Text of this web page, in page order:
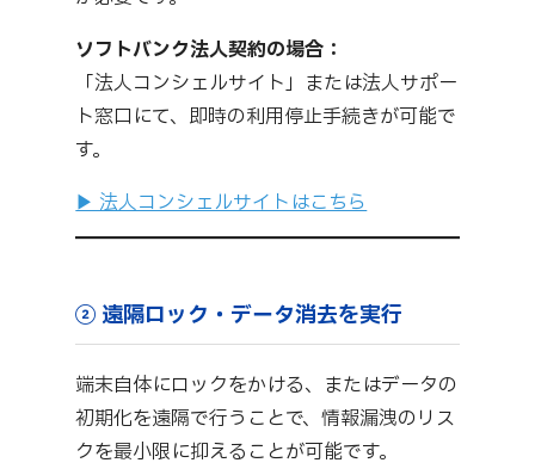
ソフトバンク法人契約の場合：
「法人コンシェルサイト」または法人サポー
ト窓口にて、即時の利用停止手続きが可能で
す。
▶ 法人コンシェルサイトはこちら
② 遠隔ロック・データ消去を実行
端末自体にロックをかける、またはデータの
初期化を遠隔で行うことで、情報漏洩のリス
クを最小限に抑えることが可能です。